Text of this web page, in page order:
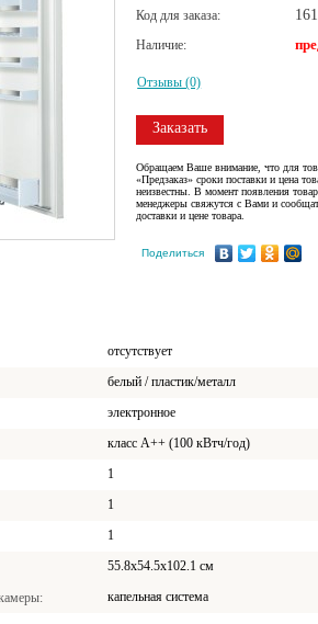
Код для заказа:
Наличие:
Отзывы (0)
Заказать
Обращаем Ваше внимание, что для
«Предзаказ» сроки поставки и цена
неизвестны. В момент появления
менеджеры свяжутся с Вами и
доставки и цене товара.
Поделиться
отсутствует
белый / пластик/металл
электронное
класс A++ (100 кВтч/год)
1
1
1
55.8x54.5x102.1 см
капельная система